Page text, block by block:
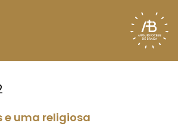
e uma religiosa